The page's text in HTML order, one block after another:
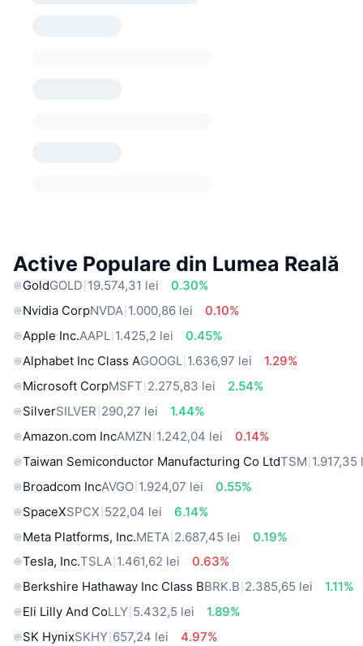
Active Populare din Lumea Reală
GoldGOLD 19.574,31 lei
0.30%
Nvidia CorpNVDA 1.000,86 lei
0.10%
Apple Inc.AAPL 1.425,2 lei
0.45%
Alphabet Inc Class AGOOGL 1.636,97 lei
1.29%
Microsoft CorpMSFT 2.275,83 lei
2.54%
SilverSILVER 290,27 lei
1.44%
Amazon.com IncAMZN 1.242,04 lei
0.14%
Taiwan Semiconductor Manufacturing Co LtdTSM 1.917,35
Broadcom IncAVGO 1.924,07 lei
0.55%
SpaceXSPCX 522,04 lei
6.14%
Meta Platforms, Inc.META 2.687,45 lei
0.19%
Tesla, Inc.TSLA 1.461,62 lei
0.63%
Berkshire Hathaway Inc Class BBRK.B 2.385,65 lei
1.11%
Eli Lilly And CoLLY 5.432,5 lei
1.89%
SK HynixSKHY 657,24 lei
4.97%